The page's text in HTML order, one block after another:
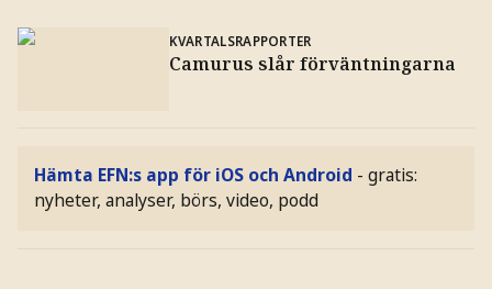
KVARTALSRAPPORTER
Camurus slår förväntningarna
Hämta EFN:s app för iOS och Android - gratis:
nyheter, analyser, börs, video, podd